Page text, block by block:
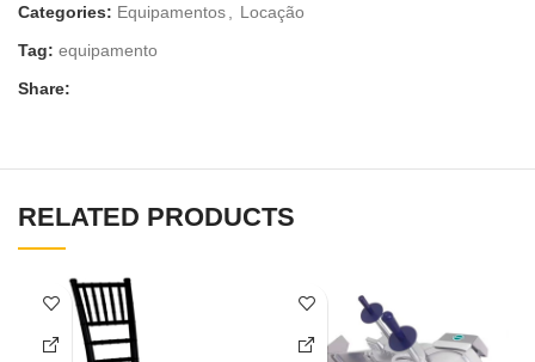
Categories: Equipamentos
Locação
Tag: equipamento
Share:
RELATED PRODUCTS